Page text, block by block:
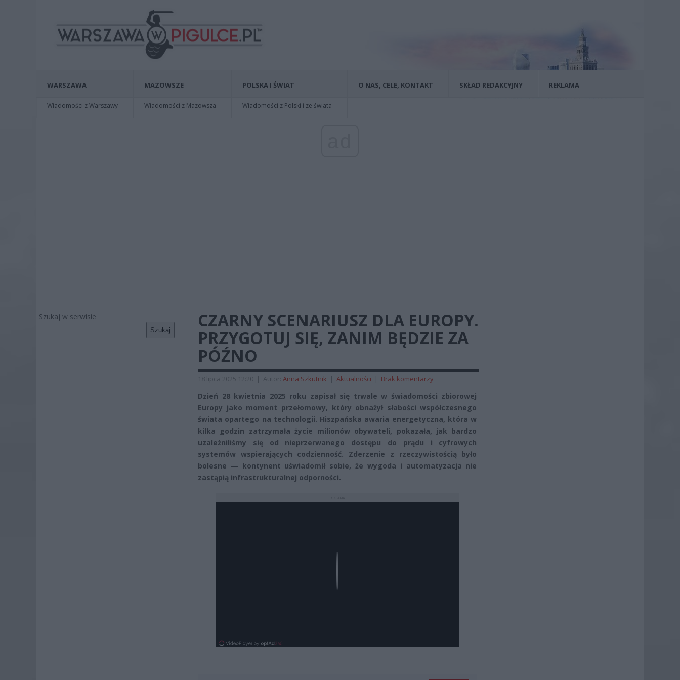
WARSZAWA
Wiadomości z Warszawy
MAZOWSZE
Wiadomości z Mazowsza
POLSKA I ŚWIAT
Wiadomości z Polski i ze świata
O NAS, CELE, KONTAKT SKŁAD REDAKCYJNY REKLAMA
Szukaj w serwisie
Szukaj
CZARNY SCENARIUSZ DLA EUROPY.
PRZYGOTUJ SIĘ, ZANIM BĘDZIE ZA
PÓŹNO
18 lipca 2025 12:20 | Autor: Anna Szkutnik | Aktualności | Brak komentarzy
Dzień 28 kwietnia 2025 roku zapisał się trwale w świadomości zbiorowej
Europy jako moment przełomowy, który obnażył słabości współczesnego
świata opartego na technologii. Hiszpańska awaria energetyczna, która w
kilka godzin zatrzymała życie milionów obywateli, pokazała, jak bardzo
uzależniliśmy się od nieprzerwanego dostępu do prądu i cyfrowych
systemów wspierających codzienność. Zderzenie z rzeczywistością było
bolesne — kontynent uświadomił sobie, że wygoda i automatyzacja nie
zastąpią infrastrukturalnej odporności.